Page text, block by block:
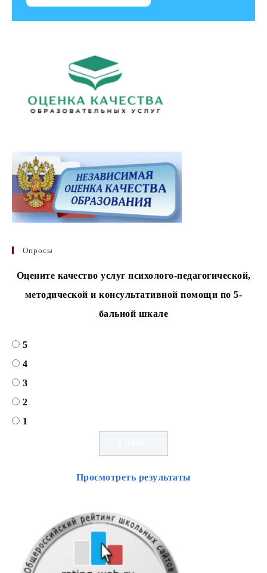
Опросы
Оцените качество услуг психолого-педагогической,
методической и консультативной помощи по 5-
бальной шкале
5
4
3
2
1
Просмотреть результаты